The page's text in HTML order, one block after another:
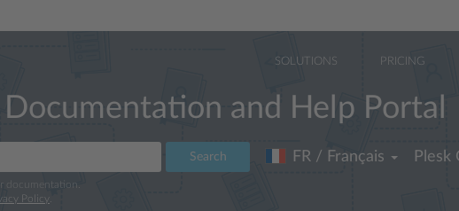
SOLUTIONS PRICING
Documentation and Help Portal
Search
documentation.
Policy
FR / Français Plesk